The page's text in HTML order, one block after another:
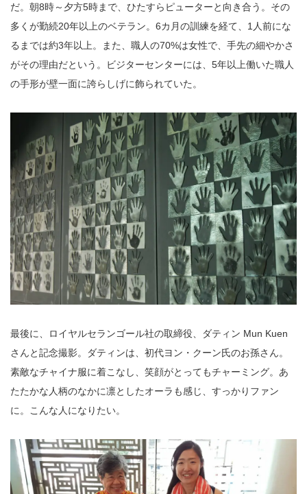
だ。朝8時～夕方5時まで、ひたすらピューターと向き合う。その
多くが勤続20年以上のベテラン。6カ月の訓練を経て、1人前にな
るまでは約3年以上。また、職人の70%は女性で、手先の細やかさ
がその理由だという。ビジターセンターには、5年以上働いた職人
の手形が壁一面に誇らしげに飾られていた。
最後に、ロイヤルセランゴール社の取締役、ダティン Mun Kuen
さんと記念撮影。ダティンは、初代ヨン・クーン氏のお孫さん。
素敵なチャイナ服に着こなし、笑顔がとってもチャーミング。あ
たたかな人柄のなかに凛としたオーラも感じ、すっかりファン
に。こんな人になりたい。